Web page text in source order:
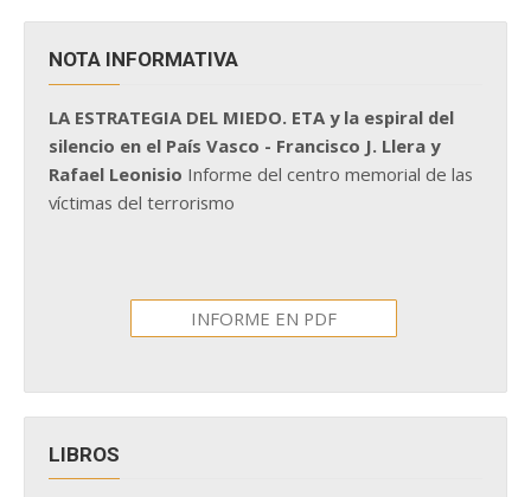
NOTA INFORMATIVA
LA ESTRATEGIA DEL MIEDO. ETA y la espiral del
silencio en el País Vasco - Francisco J. Llera y
Rafael Leonisio Informe del centro memorial de las
víctimas del terrorismo
INFORME EN PDF
LIBROS